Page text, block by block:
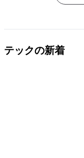
テックの新着